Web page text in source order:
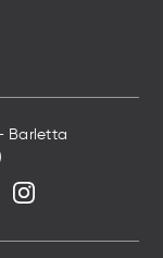
Barletta